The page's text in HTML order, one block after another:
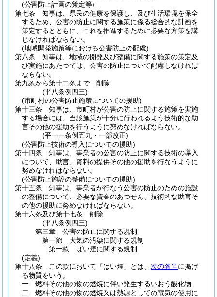
(公害防止計画の策定等)
第七条
知事は、県民の健康を保護し、及び生活環境を保全
するため、公害の防止に関する施策に係る総合的な計画を
策定するとともに、これを推進するために必要な方策を講
じなければならない。
(地域開発施策等における公害防止の配慮)
第八条
知事は、地域の開発及び整備に関する施策の策定及
び実施にあたつては、公害の防止について配慮しなければ
ならない。
第九条から第十二条まで
削除
(平八条例四三)
(市町村の公害防止施策についての援助)
第十三条
知事は、市町村が公害の防止に関する施策を実施
する場合には、当該施策が十分に行われるよう技術的な助
言その他の援助を行うように努めなければならない。
(平一一条例五九・一部改正)
(公害防止技術の導入についての援助)
第十四条
知事は、事業者の公害の防止に関する技術の導入
について、助言、資料の提供その他の援助を行なうように
努めなければならない。
(公害防止施設の整備についての援助)
第十五条
知事は、事業者が行なう公害の防止のための施設
の整備について、必要な資金のあつせん、技術的な助言そ
の他の援助に努めなければならない。
第十六条及び第十七条
削除
(平八条例四三)
第三章
公害の防止に関する規制
第一節
大気の汚染に関する規制
第一款
ばい煙に関する規制
(定義)
第十八条
この款において「ばい煙」とは、 次の各号に掲げ
る物質をいう。
一
燃料その他の物の燃焼に伴い発生するいおう酸化物
二
燃料その他の物の燃焼又は熱源としての電気の使用に